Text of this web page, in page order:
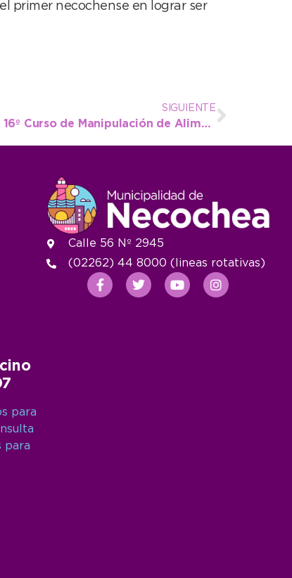
primer necochense en lograr ser
SIGUIENTE
Más de 100 inscriptos para el 16º Curso de Manipulación de Alimentos
para
para
Calle 56 Nº 2945
(02262) 44 8000 (lineas rotativas)